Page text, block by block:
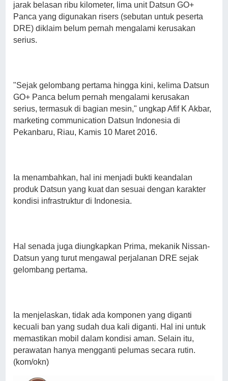
jarak belasan ribu kilometer, lima unit Datsun GO+
Panca yang digunakan risers (sebutan untuk peserta
DRE) diklaim belum pernah mengalami kerusakan
serius.
"Sejak gelombang pertama hingga kini, kelima Datsun
GO+ Panca belum pernah mengalami kerusakan
serius, termasuk di bagian mesin," ungkap Afif K Akbar,
marketing communication Datsun Indonesia di
Pekanbaru, Riau, Kamis 10 Maret 2016.
Ia menambahkan, hal ini menjadi bukti keandalan
produk Datsun yang kuat dan sesuai dengan karakter
kondisi infrastruktur di Indonesia.
Hal senada juga diungkapkan Prima, mekanik Nissan-
Datsun yang turut mengawal perjalanan DRE sejak
gelombang pertama.
Ia menjelaskan, tidak ada komponen yang diganti
kecuali ban yang sudah dua kali diganti. Hal ini untuk
memastikan mobil dalam kondisi aman. Selain itu,
perawatan hanya mengganti pelumas secara rutin.
(kom/okn)